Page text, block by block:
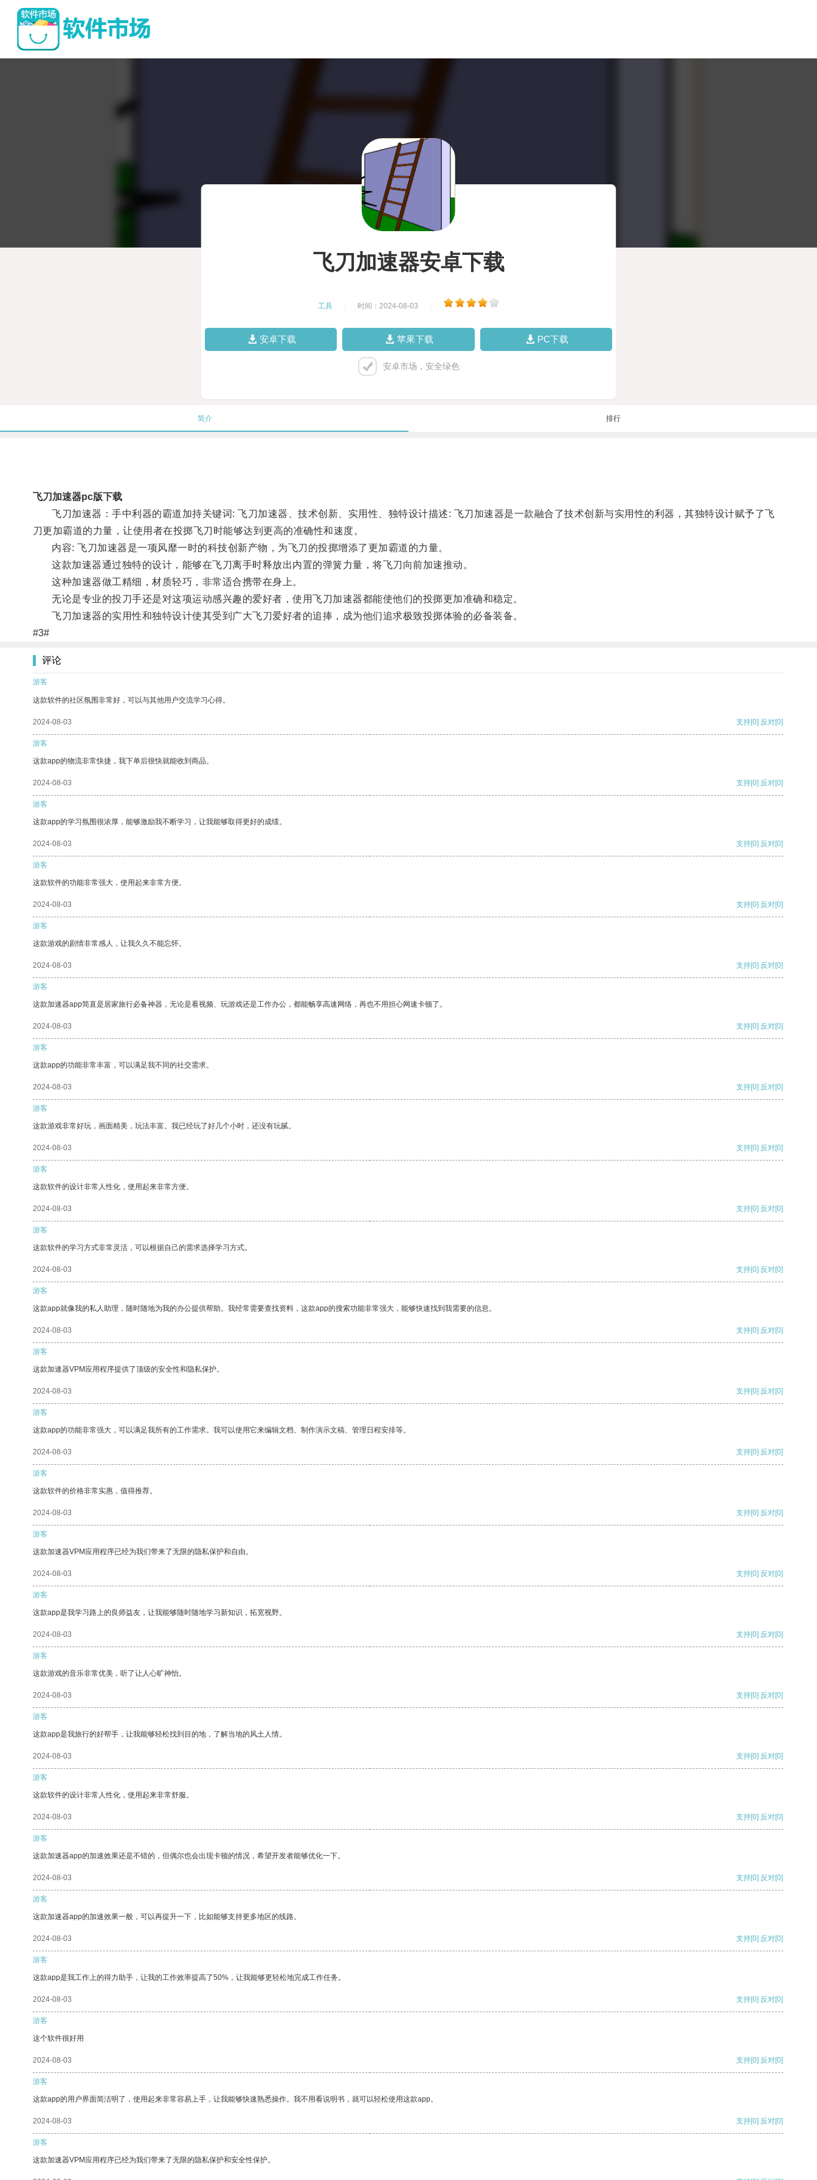
飞刀加速器安卓下载
工具 时间：2024-08-03
安卓下载 苹果下载 PC下载
安卓市场，安全绿色
简介 排行
飞刀加速器pc版下载
飞刀加速器：手中利器的霸道加持关键词: 飞刀加速器、技术创新、实用性、独特设计描述: 飞刀加速器是一款融合了技术创新与实用性的利器，其独特设计赋予了飞
刀更加霸道的力量，让使用者在投掷飞刀时能够达到更高的准确性和速度。
内容: 飞刀加速器是一项风靡一时的科技创新产物，为飞刀的投掷增添了更加霸道的力量。
这款加速器通过独特的设计，能够在飞刀离手时释放出内置的弹簧力量，将飞刀向前加速推动。
这种加速器做工精细，材质轻巧，非常适合携带在身上。
无论是专业的投刀手还是对这项运动感兴趣的爱好者，使用飞刀加速器都能使他们的投掷更加准确和稳定。
飞刀加速器的实用性和独特设计使其受到广大飞刀爱好者的追捧，成为他们追求极致投掷体验的必备装备。
#3#
评论
游客
这款软件的社区氛围非常好，可以与其他用户交流学习心得。
2024-08-03 支持[0] 反对[0]
游客
这款app的物流非常快捷，我下单后很快就能收到商品。
2024-08-03 支持[0] 反对[0]
游客
这款app的学习氛围很浓厚，能够激励我不断学习，让我能够取得更好的成绩。
2024-08-03 支持[0] 反对[0]
游客
这款软件的功能非常强大，使用起来非常方便。
2024-08-03 支持[0] 反对[0]
游客
这款游戏的剧情非常感人，让我久久不能忘怀。
2024-08-03 支持[0] 反对[0]
游客
这款加速器app简直是居家旅行必备神器，无论是看视频、玩游戏还是工作办公，都能畅享高速网络，再也不用担心网速卡顿了。
2024-08-03 支持[0] 反对[0]
游客
这款app的功能非常丰富，可以满足我不同的社交需求。
2024-08-03 支持[0] 反对[0]
游客
这款游戏非常好玩，画面精美，玩法丰富。我已经玩了好几个小时，还没有玩腻。
2024-08-03 支持[0] 反对[0]
游客
这款软件的设计非常人性化，使用起来非常方便。
2024-08-03 支持[0] 反对[0]
游客
这款软件的学习方式非常灵活，可以根据自己的需求选择学习方式。
2024-08-03 支持[0] 反对[0]
游客
这款app就像我的私人助理，随时随地为我的办公提供帮助。我经常需要查找资料，这款app的搜索功能非常强大，能够快速找到我需要的信息。
2024-08-03 支持[0] 反对[0]
游客
这款加速器VPM应用程序提供了顶级的安全性和隐私保护。
2024-08-03 支持[0] 反对[0]
游客
这款app的功能非常强大，可以满足我所有的工作需求。我可以使用它来编辑文档、制作演示文稿、管理日程安排等。
2024-08-03 支持[0] 反对[0]
游客
这款软件的价格非常实惠，值得推荐。
2024-08-03 支持[0] 反对[0]
游客
这款加速器VPM应用程序已经为我们带来了无限的隐私保护和自由。
2024-08-03 支持[0] 反对[0]
游客
这款app是我学习路上的良师益友，让我能够随时随地学习新知识，拓宽视野。
2024-08-03 支持[0] 反对[0]
游客
这款游戏的音乐非常优美，听了让人心旷神怡。
2024-08-03 支持[0] 反对[0]
游客
这款app是我旅行的好帮手，让我能够轻松找到目的地，了解当地的风土人情。
2024-08-03 支持[0] 反对[0]
游客
这款软件的设计非常人性化，使用起来非常舒服。
2024-08-03 支持[0] 反对[0]
游客
这款加速器app的加速效果还是不错的，但偶尔也会出现卡顿的情况，希望开发者能够优化一下。
2024-08-03 支持[0] 反对[0]
游客
这款加速器app的加速效果一般，可以再提升一下，比如能够支持更多地区的线路。
2024-08-03 支持[0] 反对[0]
游客
这款app是我工作上的得力助手，让我的工作效率提高了50%，让我能够更轻松地完成工作任务。
2024-08-03 支持[0] 反对[0]
游客
这个软件很好用
2024-08-03 支持[0] 反对[0]
游客
这款app的用户界面简洁明了，使用起来非常容易上手，让我能够快速熟悉操作。我不用看说明书，就可以轻松使用这款app。
2024-08-03 支持[0] 反对[0]
游客
这款加速器VPM应用程序已经为我们带来了无限的隐私保护和安全性保护。